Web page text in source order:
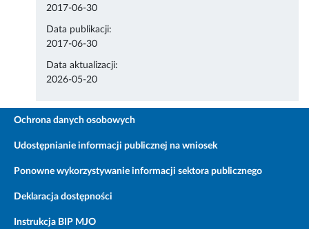
2017-06-30
Data publikacji:
2017-06-30
Data aktualizacji:
2026-05-20
Ochrona danych osobowych
Udostępnianie informacji publicznej na wniosek
Ponowne wykorzystywanie informacji sektora publicznego
Deklaracja dostępności
Instrukcja BIP MJO